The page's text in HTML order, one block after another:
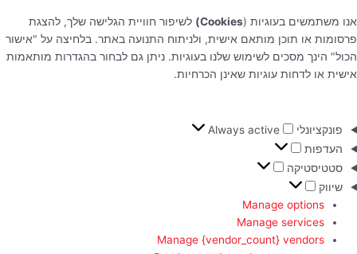
אנו משתמשים בעוגיות (Cookies)
לשיפור חוויית הגלישה שלך, להצגת
פרסומות או תוכן מותאם אישית, ולניתוח התנועה באתר. בלחיצה על "אישור
הכול" הינך מסכים לשימוש שלנו בעוגיות. ניתן גם לבחור בהגדרות מותאמות
אישית או לדחות עוגיות שאינן הכרחיות.
פונקציונלי
Always active
העדפות
סטטיסטיקה
שיווק
Manage options
Manage services
Manage {vendor_count} vendors